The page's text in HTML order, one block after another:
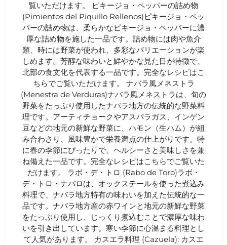
覧いただけます。 ピキージョ・ペッパーの詰め物
(Pimientos del Piquillo Rellenos)ピキージョ・ペッ
パーの詰め物は、柔らかなピキージョ・ペッパーに濃
厚な詰め物を施した一品です。詰め物には肉や魚介
類、時には野菜が使われ、多彩なバリエーションが楽
しめます。芳醇な味わいと鮮やかな見た目が特徴で、
北部の食文化を代表する一品です。完全なレシピはこ
ちらでご覧いただけます。 ナバラ風メネストラ
(Menestra de Verduras)ナバラ風メネストラは、旬の
野菜をたっぷり使用したナバラ地方の伝統的な野菜料
理です。アーティチョークやアスパラガス、インゲン
豆などの地元の新鮮な野菜に、ハモン（生ハム）が組
み合わさり、風味豊かで栄養満点の仕上がりです。特
に春の季節にぴったりで、ヘルシーさと美味しさを兼
ね備えた一品です。完全なレシピはこちらでご覧いた
だけます。 ラボ・デ・トロ (Rabo de Toro)ラボ・
デ・トロ・ナバロは、オックステールを使った煮込み
料理で、ナバラ地方特有の味わいを加えた伝統的な一
品です。ナバラ地方産の赤ワインと地元の新鮮な野菜
をたっぷり使用し、じっくり煮込むことで濃厚な味わ
いを引き出しています。寒い季節に心温まる料理とし
て人気があります。 カスエラ料理 (Cazuela): カスエ